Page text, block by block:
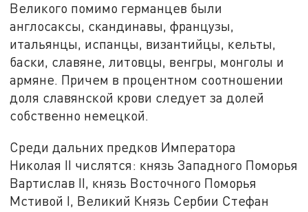
Великого помимо германцев были
англосаксы, скандинавы, французы,
итальянцы, испанцы, византийцы, кельты,
баски, славяне, литовцы, венгры, монголы и
армяне. Причем в процентном соотношении
доля славянской крови следует за долей
собственно немецкой.
Среди дальних предков Императора
Николая II числятся: князь Западного Поморья
Вартислав II, князь Восточного Поморья
Мстивой I, Великий Князь Сербии Стефан